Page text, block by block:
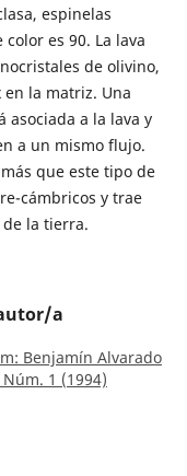
espinelas
es 90. La lava
de olivino,
la matriz. Una
asociada a la lava y
a un mismo flujo.
que este tipo de
cámbricos y trae
la tierra.
a
Benjamín Alvarado
1 (1994)